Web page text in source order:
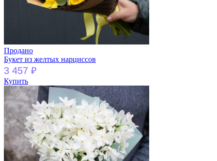
Продано
Букет из желтых нарциссов
3 457 ₽
Купить